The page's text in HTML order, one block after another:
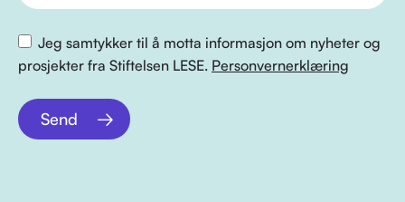
Jeg samtykker til å motta informasjon om nyheter og
prosjekter fra Stiftelsen LESE. Personvernerklæring
Send